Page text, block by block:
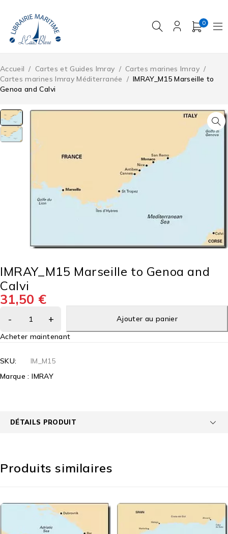
0
Accueil / Cartes et Guides Imray / Cartes marines Imray /
Cartes marines Imray Méditerranée / IMRAY_M15 Marseille to
Genoa and Calvi
IMRAY_M15 Marseille to Genoa and
Calvi
31,50 €
Ajouter au panier
Acheter maintenant
SKU:
IM_M15
Marque :IMRAY
DÉTAILS PRODUIT
Produits similaires